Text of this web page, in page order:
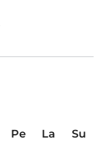
Pe La
Su